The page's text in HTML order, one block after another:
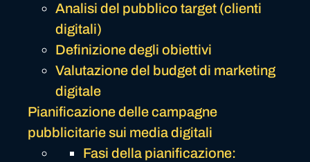
Analisi del pubblico target (clienti
digitali)
Definizione degli obiettivi
Valutazione del budget di marketing
digitale
Pianificazione delle campagne
pubblicitarie sui media digitali
Fasi della pianificazione: